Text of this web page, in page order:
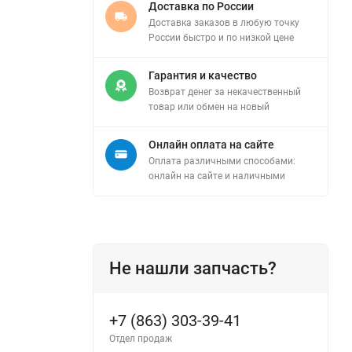
Доставка по России
Доставка заказов в любую точку
России быстро и по низкой цене
Гарантия и качество
Возврат денег за некачественный
товар или обмен на новый
Онлайн оплата на сайте
Оплата различными способами:
онлайн на сайте и наличными
Не нашли запчасть?
+7 (863) 303-39-41
Отдел продаж